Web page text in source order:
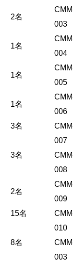
2名
003
1名
004
1名
005
1名
006
3名
007
3名
008
2名
009
15名
010
8名
003